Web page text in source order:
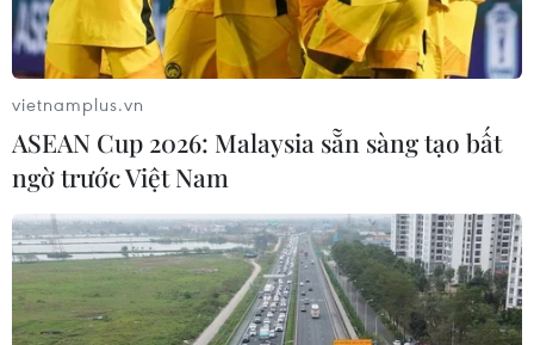
Phát hiện, quy tập được 256 bộ hài cốt liệt sỹ tại
Công viên Lê Thị Riêng
10/08/2026 12:07
vietnamplus.vn
ASEAN Cup 2026: Malaysia sẵn sàng tạo bất
ngờ trước Việt Nam